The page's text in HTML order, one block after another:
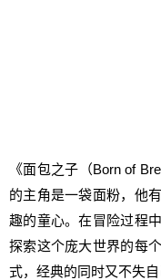
《面包之子（Born of
的主角是一袋面粉，他
趣的童心。在冒险过程
探索这个庞大世界的每
式，经典的同时又不失自